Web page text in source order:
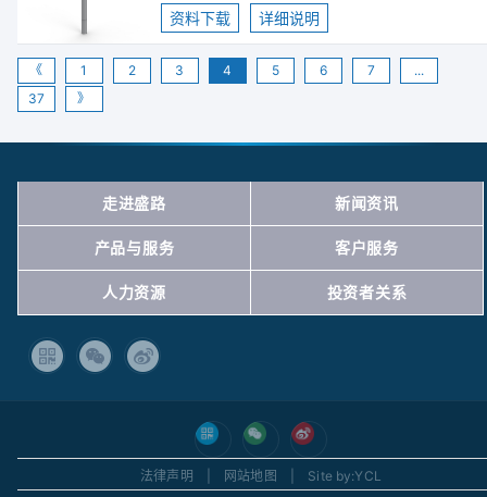
资料下载 详细说明
《 1 2 3 4 5 6 7
...
37
》
走进盛路 新闻资讯
产品与服务 客户服务
人力资源 投资者关系
法律声明 网站地图 Site by:YCL